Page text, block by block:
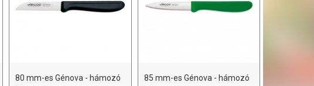
80 mm-es Génova - hámozó
85 mm-es Génova - hámozó